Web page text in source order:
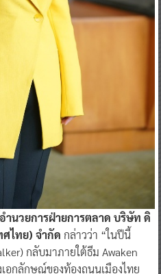
นวยการฝ่ายการตลาด บริษัท ดิ
ศไทย) จำกัดกล่าวว่า “ในปีนี้